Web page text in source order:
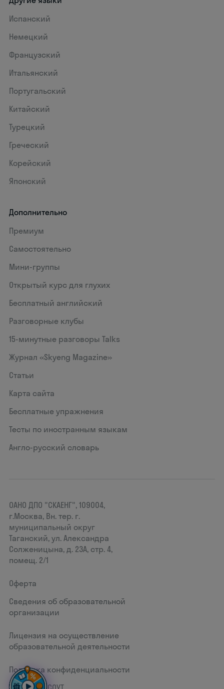
Испанский
Немецкий
Французский
Итальянский
Португальский
Китайский
Турецкий
Греческий
Корейский
Японский
Дополнительно
Премиум
Самостоятельно
Мини-группы
Открытый курс для глухих
Бесплатный английский
Разговорные клубы
15‑минутные разговоры Talks
Журнал «Skyeng Magazine»
Статьи
Карта сайта
Бесплатные упражнения
Тесты по иностранным языкам
Англо-русский словарь
ОАНО ДПО "СКАЕНГ", 109004,
г.Москва, Вн. тер. г.
муниципальный округ
Таганский, ул. Александра
Солженицына, д. 23А, стр. 4,
помещ. 2/1
Оферта
Сведения об образовательной
организации
Лицензия на осуществление
образовательной деятельности
Политика конфиденциальности